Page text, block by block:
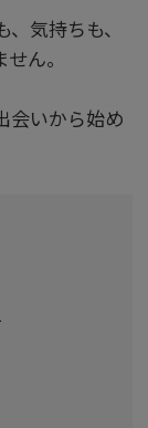
気持ちも、
ん。
会いから始め